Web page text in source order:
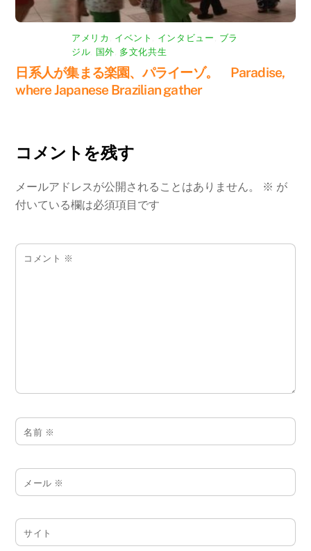
アメリカ イベント インタビュー
ブラ
ジル
国外 多文化共生
日系人が集まる楽園、パライーゾ。 Paradise,
where Japanese Brazilian gather
コメントを残す
メールアドレスが公開されることはありません。 ※ が
付いている欄は必須項目です
コメント ※
名前 ※
メール ※
サイト